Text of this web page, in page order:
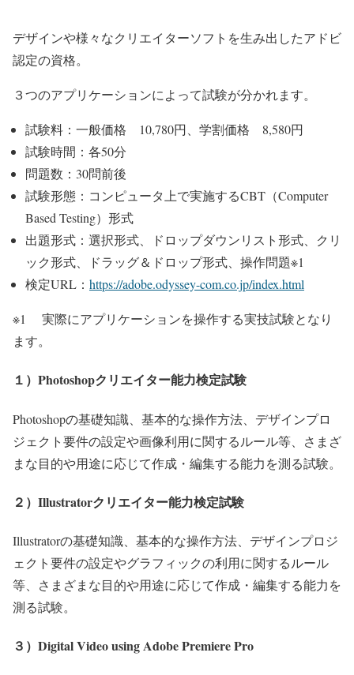
デザインや様々なクリエイターソフトを生み出したアドビ
認定の資格。
３つのアプリケーションによって試験が分かれます。
試験料：一般価格 10,780円、学割価格 8,580円
試験時間：各50分
問題数：30問前後
試験形態：コンピュータ上で実施するCBT（Computer
Based Testing）形式
出題形式：選択形式、ドロップダウンリスト形式、クリ
ック形式、ドラッグ＆ドロップ形式、操作問題※1
検定URL： https://adobe.odyssey-com.co.jp/index.html
※1 実際にアプリケーションを操作する実技試験となり
ます。
１）Photoshopクリエイター能力検定試験
Photoshopの基礎知識、基本的な操作方法、デザインプロ
ジェクト要件の設定や画像利用に関するルール等、さまざ
まな目的や用途に応じて作成・編集する能力を測る試験。
２）Illustratorクリエイター能力検定試験
Illustratorの基礎知識、基本的な操作方法、デザインプロジ
ェクト要件の設定やグラフィックの利用に関するルール
等、さまざまな目的や用途に応じて作成・編集する能力を
測る試験。
３）Digital Video using Adobe Premiere Pro